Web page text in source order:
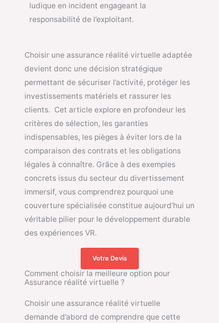
ludique en incident engageant la
responsabilité de l’exploitant.
Choisir une assurance réalité virtuelle adaptée
devient donc une décision stratégique
permettant de sécuriser l’activité, protéger les
investissements matériels et rassurer les
clients. Cet article explore en profondeur les
critères de sélection, les garanties
indispensables, les pièges à éviter lors de la
comparaison des contrats et les obligations
légales à connaître. Grâce à des exemples
concrets issus du secteur du divertissement
immersif, vous comprendrez pourquoi une
couverture spécialisée constitue aujourd’hui un
véritable pilier pour le développement durable
des expériences VR.
Votre Devis
Comment choisir la meilleure option pour
Assurance réalité virtuelle ?
Choisir une assurance réalité virtuelle
demande d’abord de comprendre que cette